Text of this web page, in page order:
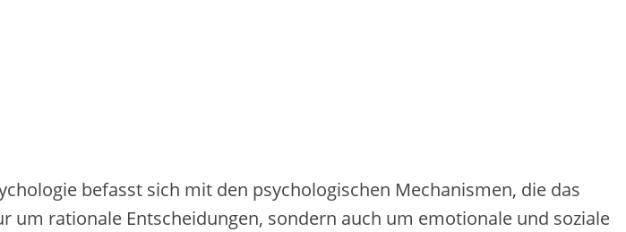
befasst sich mit den psychologischen Mechanismen, die das
rationale Entscheidungen, sondern auch um emotionale und soziale